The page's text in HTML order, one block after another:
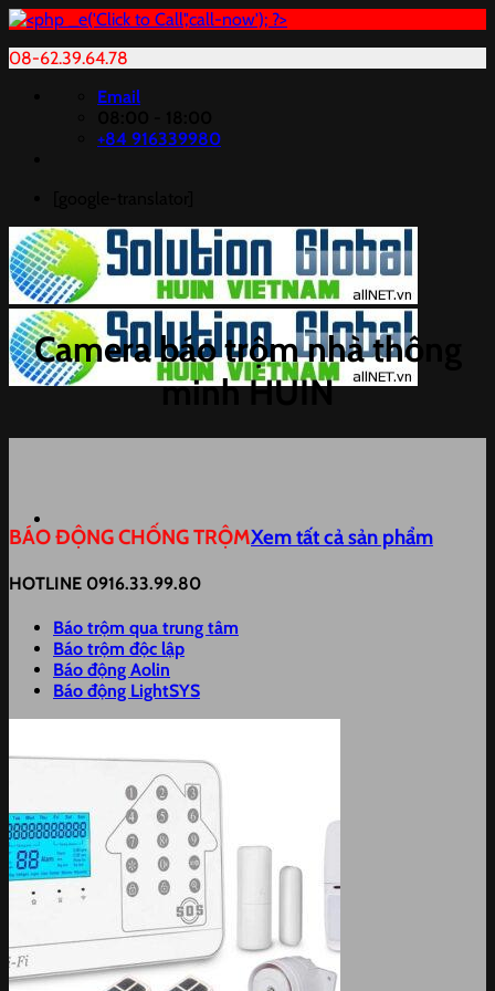
08-62.39.64.78
Email
+84 916339980
Trang chủ
Giải pháp
Camera báo trộm nhà thông
minh HUIN
BÁO ĐỘNG CHỐNG TRỘMXem tất cả sản phẩm
HOTLINE 0916.33.99.80
Báo trộm qua trung tâm
Báo trộm độc lập
Báo động Aolin
Báo động LightSYS